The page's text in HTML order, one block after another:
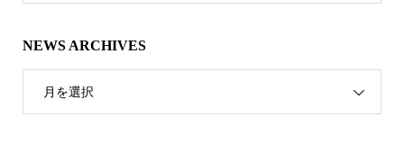
NEWS ARCHIVES
月を選択